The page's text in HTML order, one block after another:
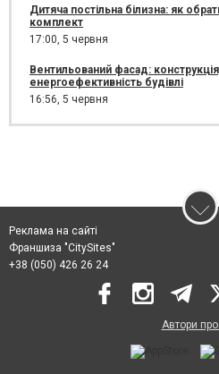
Дитяча постільна білизна: як
комплект
17:00, 5 червня
Вентильований фасад:
енергоефективність будівлі
16:56, 5 червня
Реклама на сайті
Франшиза "CitySites"
+38 (050) 426 26 24
Автори